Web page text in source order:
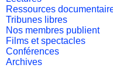
Ressources
Tribunes libres
Nos membres publient
Films et spectacles
Conférences
Archives